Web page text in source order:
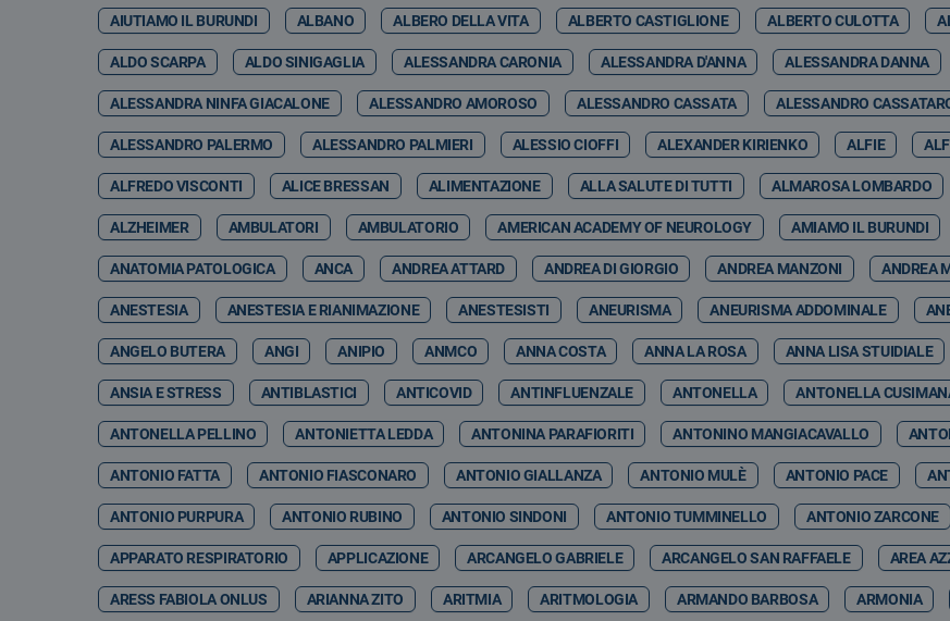
AIUTIAMO IL BURUNDI ALBANO ALBERO DELLA VITA ALBERTO CASTIGLIONE ALBERTO CULOTTA
ALDO SCARPA ALDO SINIGAGLIA ALESSANDRA CARONIA ALESSANDRA D'ANNA ALESSANDRA DANNA
ALESSANDRA NINFA GIACALONE ALESSANDRO AMOROSO ALESSANDRO CASSATA ALESSANDRO
ALESSANDRO PALERMO ALESSANDRO PALMIERI ALESSIO CIOFFI ALEXANDER KIRIENKO ALFIE
ALFREDO VISCONTI ALICE BRESSAN ALIMENTAZIONE ALLA SALUTE DI TUTTI ALMAROSA LOMBARDO
ALZHEIMER AMBULATORI AMBULATORIO AMERICAN ACADEMY OF NEUROLOGY AMIAMO IL BURUNDI
ANATOMIA PATOLOGICA ANCA ANDREA ATTARD ANDREA DI GIORGIO ANDREA MANZONI ANDREA
ANESTESIA ANESTESIA E RIANIMAZIONE ANESTESISTI ANEURISMA ANEURISMA ADDOMINALE
ANGELO BUTERA ANGI ANIPIO ANMCO ANNA COSTA ANNA LA ROSA ANNA LISA STUIDIALE
ANSIA E STRESS ANTIBLASTICI ANTICOVID ANTINFLUENZALE ANTONELLA ANTONELLA
ANTONELLA PELLINO ANTONIETTA LEDDA ANTONINA PARAFIORITI ANTONINO MANGIACAVALLO
ANTONIO FATTA ANTONIO FIASCONARO ANTONIO GIALLANZA ANTONIO MULÈ ANTONIO PACE
ANTONIO PURPURA ANTONIO RUBINO ANTONIO SINDONI ANTONIO TUMMINELLO ANTONIO ZARCONE
APPARATO RESPIRATORIO APPLICAZIONE ARCANGELO GABRIELE ARCANGELO SAN RAFFAELE AREA
ARESS FABIOLA ONLUS ARIANNA ZITO ARITMIA ARITMOLOGIA ARMANDO BARBOSA ARMONIA